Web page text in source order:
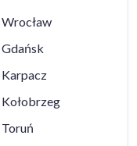
Wrocław
Gdańsk
Karpacz
Kołobrzeg
Toruń